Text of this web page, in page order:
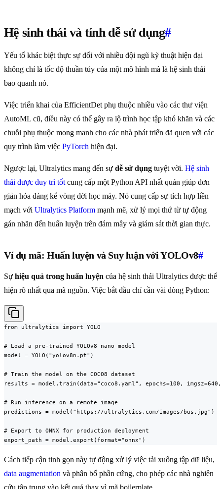
Hệ sinh thái và tính dễ sử dụng#
Yếu tố khác biệt thực sự đối với nhiều đội ngũ kỹ thuật hiện đại
không chỉ là tốc độ thuần túy của một mô hình mà là hệ sinh thái
bao quanh nó.
Việc triển khai của EfficientDet phụ thuộc nhiều vào các thư viện
AutoML cũ, điều này có thể gây ra lộ trình học tập khó khăn và các
chuỗi phụ thuộc mong manh cho các nhà phát triển đã quen với các
quy trình làm việc PyTorch hiện đại.
Ngược lại, Ultralytics mang đến sự dễ sử dụng tuyệt vời. Hệ sinh
thái được duy trì tốt cung cấp một Python API nhất quán giúp đơn
giản hóa đáng kể vòng đời học máy. Nó cung cấp sự tích hợp liền
mạch với Ultralytics Platform mạnh mẽ, xử lý mọi thứ từ tự động
gán nhãn đến huấn luyện trên đám mây và giám sát thời gian thực.
Ví dụ mã: Huấn luyện và Suy luận với YOLOv8#
Sự hiệu quả trong huấn luyện của hệ sinh thái Ultralytics được thể
hiện rõ nhất qua mã nguồn. Việc bắt đầu chỉ cần vài dòng Python:
from ultralytics import YOLO
# Load a pre-trained YOLOv8 nano model
model = YOLO("yolov8n.pt")
# Train the model on the COCO8 dataset
results = model.train(data="coco8.yaml", epochs=100,
# Run inference on a remote image
predictions = model("https://ultralytics.com/images/bus.jpg")
# Export to ONNX for production deployment
export_path = model.export(format="onnx")
Cách tiếp cận tinh gọn này tự động xử lý việc tải xuống tập dữ liệu,
data augmentation và phân bổ phần cứng, cho phép các nhà nghiên
cứu tập trung vào kết quả thay vì mã boilerplate.